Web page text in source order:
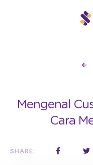
Mengenal
Cara
SHARE: